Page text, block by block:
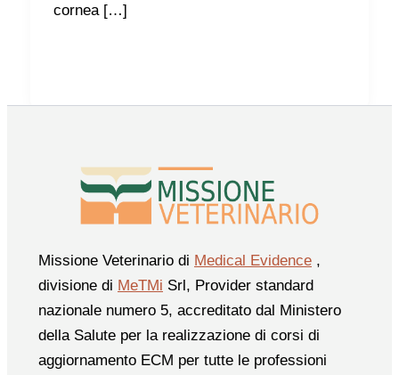
cornea […]
Missione Veterinario di Medical Evidence ,
divisione di MeTMi Srl, Provider standard
nazionale numero 5, accreditato dal Ministero
della Salute per la realizzazione di corsi di
aggiornamento ECM per tutte le professioni